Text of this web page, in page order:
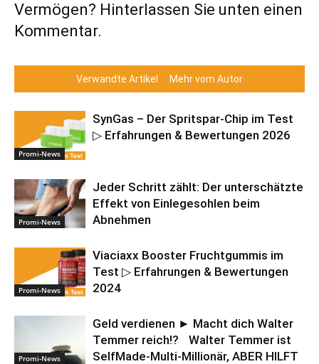
Vermögen? Hinterlassen Sie unten einen
Kommentar.
Verwandte Artikel Mehr vom Autor
Promi-News
SynGas – Der Spritspar-Chip im Test
▷ Erfahrungen & Bewertungen 2026
Promi-News
Jeder Schritt zählt: Der unterschätzte
Effekt von Einlegesohlen beim
Abnehmen
Promi-News
Viaciaxx Booster Fruchtgummis im
Test ▷ Erfahrungen & Bewertungen
2024
Promi-News
Geld verdienen ► Macht dich Walter
Temmer reich!? Walter Temmer ist
SelfMade-Multi-Millionär, ABER HILFT